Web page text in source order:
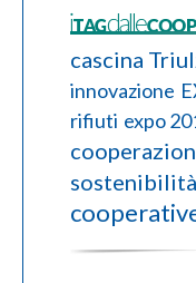
cascina
innovazione
rifiuti expo
sostenibilità